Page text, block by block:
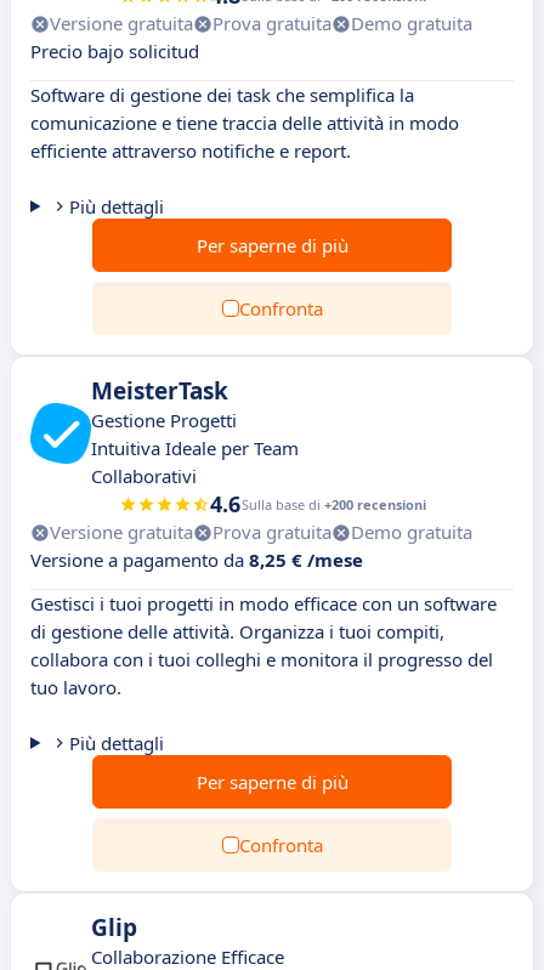
Versione gratuita Prova gratuita
Demo gratuita
Precio bajo solicitud
Software di gestione dei task che semplifica la
comunicazione e tiene traccia delle attività in modo
efficiente attraverso notifiche e report.
Più dettagli
Per saperne di più
Confronta
MeisterTask
Gestione Progetti
Intuitiva Ideale per Team
Collaborativi
4.6Sulla base di +200 recensioni
Versione gratuita Prova gratuita
Demo gratuita
Versione a pagamento da 8,25 € /mese
Gestisci i tuoi progetti in modo efficace con un software
di gestione delle attività. Organizza i tuoi compiti,
collabora con i tuoi colleghi e monitora il progresso del
tuo lavoro.
Più dettagli
Per saperne di più
Confronta
Glip
Collaborazione Efficace